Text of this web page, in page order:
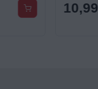
10,99